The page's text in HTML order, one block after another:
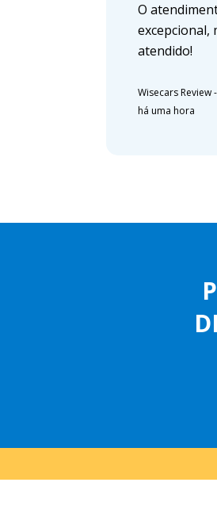
O
excepcional,
atendido!
Wisecars Review-
há uma hora